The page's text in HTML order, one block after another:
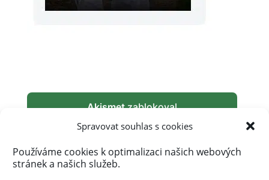
Spravovat souhlas s cookies
Používáme cookies k optimalizaci našich webových
stránek a našich služeb.
Akismetzablokoval
290 147 spamů